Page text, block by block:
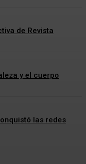
de Revista
y el cuerpo
las redes